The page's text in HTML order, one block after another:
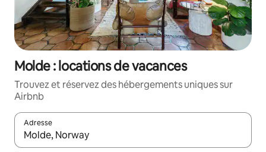
Molde : locations de vacances
Trouvez et réservez des hébergements uniques sur
Airbnb
Adresse
Lorsque les résultats s'affichent, utilisez les flèches vers le